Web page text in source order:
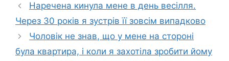
Наречена кинула мене в день весілля.
Через 30 років я зустрів її зовсім випадково
Чоловік не знав, що у мене на стороні
була квартира, і коли я захотіла зробити йому